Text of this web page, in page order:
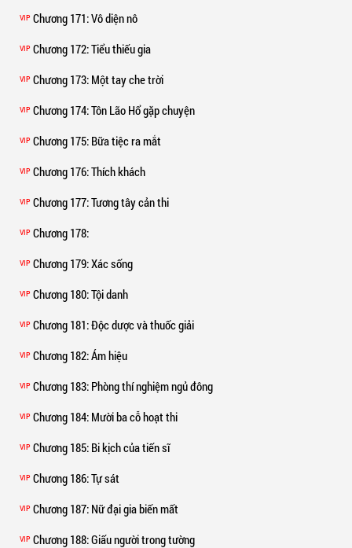
VIP Chương 171: Vô diện nô
VIP Chương 172: Tiểu thiếu gia
VIP Chương 173: Một tay che trời
VIP Chương 174: Tôn Lão Hổ gặp chuyện
VIP Chương 175: Bữa tiệc ra mắt
VIP Chương 176: Thích khách
VIP Chương 177: Tương tây cản thi
VIP Chương 178:
VIP Chương 179: Xác sống
VIP Chương 180: Tội danh
VIP Chương 181: Độc dược và thuốc giải
VIP Chương 182: Ám hiệu
VIP Chương 183: Phòng thí nghiệm ngủ đông
VIP Chương 184: Mười ba cỗ hoạt thi
VIP Chương 185: Bi kịch của tiến sĩ
VIP Chương 186: Tự sát
VIP Chương 187: Nữ đại gia biến mất
VIP Chương 188: Giấu người trong tường